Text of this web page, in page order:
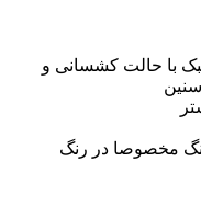
با حالت کشسانی و
مخصوصا در رنگ